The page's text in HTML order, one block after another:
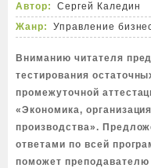
Автор:
Сергей Каледин
Жанр:
Управление
Вниманию читателя
тестирования
промежуточной
«Экономика,
производства».
ответами по всей
поможет преподавателю